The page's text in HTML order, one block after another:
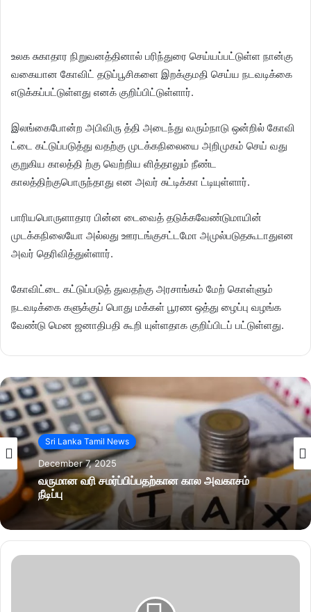
உலக சுகாதார நிறுவனத்தினால் பரிந்துரை செய்யப்பட்டுள்ள நான்கு
வகையான கோவிட் தடுப்பூசிகளை இறக்குமதி செய்ய நடவடிக்கை
எடுக்கப்பட்டுள்ளது எனக் குறிப்பிட்டுள்ளார்.
இலங்கைபோன்ற அபிவிரு த்தி அடைந்து வரும்நாடு ஒன்றில் கோவி
ட்டை கட்டுப்படுத்து வதற்கு முடக்கநிலையை அறிமுகம் செய் வது
குறுகிய காலத்தி ற்கு வெற்றிய ளித்தாலும் நீண்ட
காலத்திற்குபொருந்தாது என அவர் சுட்டிக்கா ட்டியுள்ளார்.
பாரியபொருளாதார பின்ன டைவைத் தடுக்கவேண்டுமாயின்
முடக்கநிலையோ அல்லது ஊரடங்குசட்டமோ அமுல்படுதகூடாதுஎன
அவர் தெரிவித்துள்ளார்.
கோவிட்டை கட்டுப்படுத் துவதற்கு அரசாங்கம் மேற் கொள்ளும்
நடவடிக்கை களுக்குப் பொது மக்கள் பூரண ஒத்து ழைப்பு வழங்க
வேண்டு மென ஜனாதிபதி கூறி யுள்ளதாக குறிப்பிடப் பட்டுள்ளது.
Sri Lanka Tamil News
December 7, 2025
வருமான வரி சமர்ப்பிப்பதற்கான கால அவகாசம்
நீடிப்பு